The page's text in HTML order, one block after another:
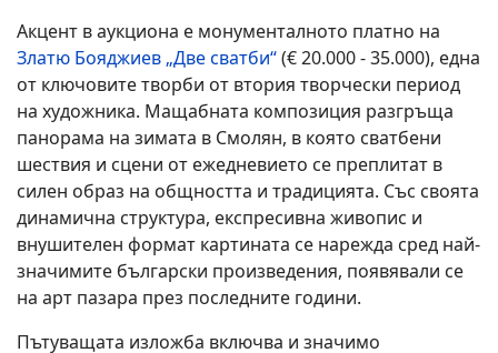
Акцент в аукциона е монументалното платно на
Златю Бояджиев „Две сватби“(€ 20.000 - 35.000), една
от ключовите творби от втория творчески период
на художника. Мащабната композиция разгръща
панорама на зимата в Смолян, в която сватбени
шествия и сцени от ежедневието се преплитат в
силен образ на общността и традицията. Със своята
динамична структура, експресивна живопис и
внушителен формат картината се нарежда сред най-
значимите български произведения, появявали се
на арт пазара през последните години.
Пътуващата изложба включва и значимо